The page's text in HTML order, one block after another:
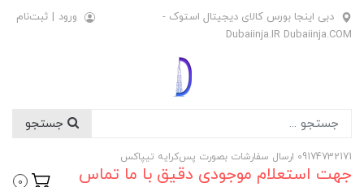
دبی اینجا بورس کالای دیجیتال استوک -
Dubaiinja.IR Dubaiinja.COM
ورود | ثبت‌نام
09174732171 ارسال سفارشات بصورت پس‌کرایه تیپاکس
جهت استعلام موجودی دقیق با ما تماس
0